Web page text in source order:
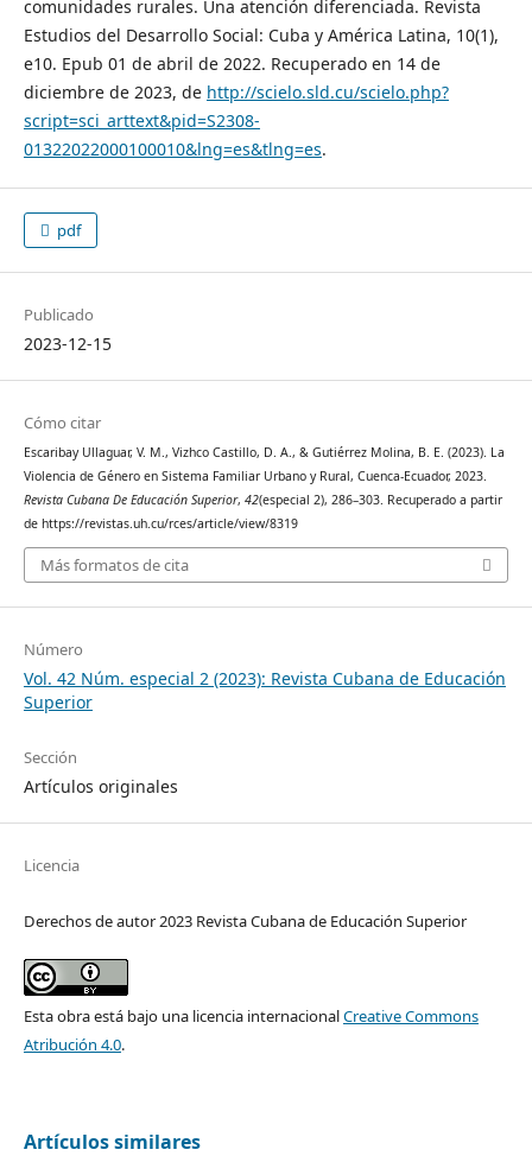
comunidades rurales. Una atención diferenciada. Revista
Estudios del Desarrollo Social: Cuba y América Latina, 10(1),
e10. Epub 01 de abril de 2022. Recuperado en 14 de
diciembre de 2023, de http://scielo.sld.cu/scielo.php?
script=sci_arttext&pid=S2308-
01322022000100010&lng=es&tlng=es.
pdf
Publicado
2023-12-15
Cómo citar
Escaribay Ullaguar, V. M., Vizhco Castillo, D. A., & Gutiérrez Molina, B. E. (2023). La
Violencia de Género en Sistema Familiar Urbano y Rural, Cuenca-Ecuador, 2023.
Revista Cubana De Educación Superior, 42(especial 2), 286–303. Recuperado a partir
de https://revistas.uh.cu/rces/article/view/8319
Más formatos de cita
Número
Vol. 42 Núm. especial 2 (2023): Revista Cubana de Educación
Superior
Sección
Artículos originales
Licencia
Derechos de autor 2023 Revista Cubana de Educación Superior
Esta obra está bajo una licencia internacionalCreative Commons
Atribución 4.0.
Artículos similares